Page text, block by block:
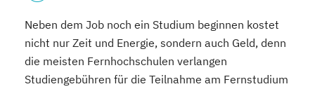
Neben dem Job noch ein Studium beginnen kostet
nicht nur Zeit und Energie, sondern auch Geld, denn
die meisten Fernhochschulen verlangen
Studiengebühren für die Teilnahme am Fernstudium